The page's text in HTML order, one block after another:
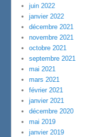
juin 2022
janvier 2022
décembre 2021
novembre 2021
octobre 2021
septembre 2021
mai 2021
mars 2021
février 2021
janvier 2021
décembre 2020
mai 2019
janvier 2019